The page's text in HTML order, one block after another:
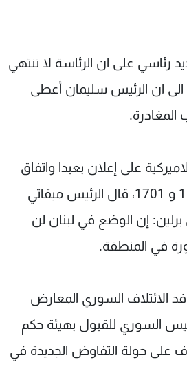
رئاسي على ان الرئاسة لا تنتهي
الى ان الرئيس سليمان أعطى
على إعلان بعبدا واتفاق
الطائف والقرارين 1559 و 1701، قال الرئيس ميقاتي
إن الوضع في لبنان لن
في المنطقة.
السوري المعارض
السوري للقبول بهيئة حكم
على جولة التفاوض الجديدة في